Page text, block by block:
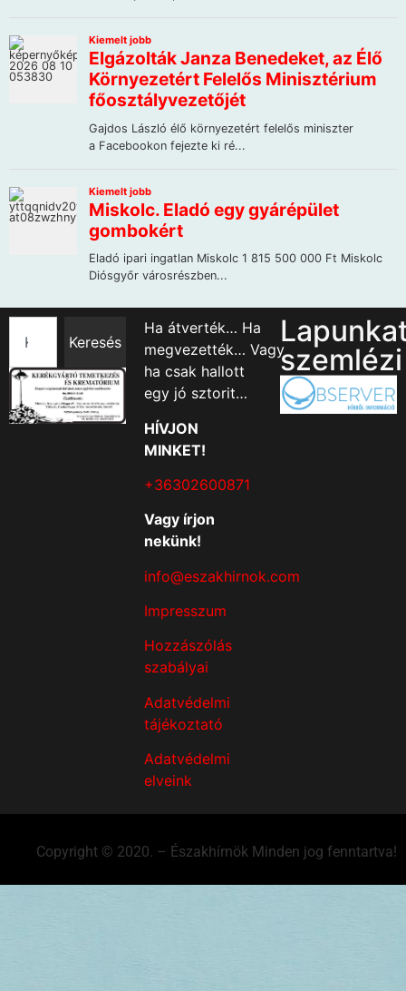
Keresés
Ha átverték… Ha
megvezették… Vagy
ha csak hallott
egy jó sztorit…
HÍVJON
MINKET!
+36302600871
Vagy írjon
nekünk!
info@eszakhirnok.com
Impresszum
Hozzászólás
szabályai
Adatvédelmi
tájékoztató
Adatvédelmi
elveink
szemlézi
Copyright © 2020. – Északhírnök Minden jog fenntartva!